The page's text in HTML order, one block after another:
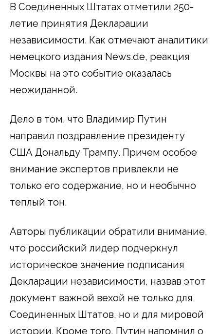
В Соединенных Штатах отметили 250-
летие принятия Декларации
независимости. Как отмечают аналитики
немецкого издания News.de, реакция
Москвы на это событие оказалась
неожиданной.
Дело в том, что Владимир Путин
направил поздравление президенту
США Дональду Трампу. Причем особое
внимание экспертов привлекли не
только его содержание, но и необычно
теплый тон.
Авторы публикации обратили внимание,
что российский лидер подчеркнул
историческое значение подписания
Декларации независимости, назвав этот
документ важной вехой не только для
Соединенных Штатов, но и для мировой
истории. Кроме того, Путин напомнил о